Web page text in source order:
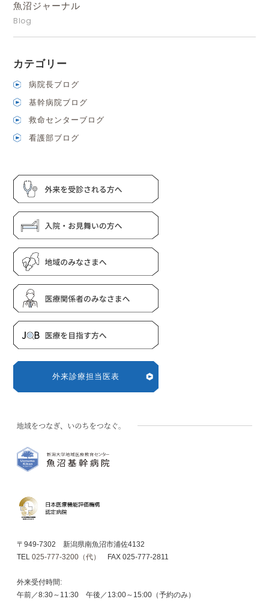
魚沼ジャーナル
Blog
カテゴリー
病院長ブログ
基幹病院ブログ
救命センターブログ
看護部ブログ
外来診療担当医表
〒949-7302 新潟県南魚沼市浦佐4132
TEL 025-777-3200（代） FAX 025-777-2811
外来受付時間:
午前／8:30～11:30 午後／13:00～15:00（予約のみ）